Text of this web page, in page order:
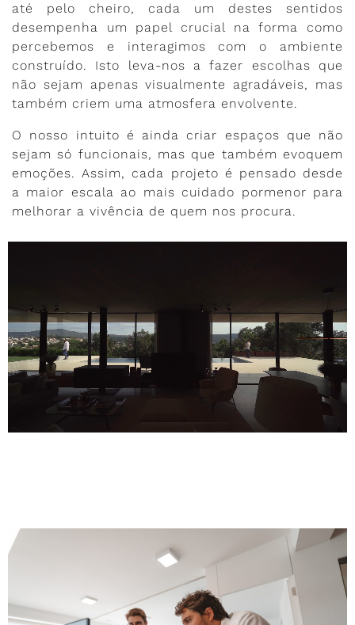
até pelo cheiro, cada um destes sentidos
desempenha um papel crucial na forma como
percebemos e interagimos com o ambiente
construído. Isto leva-nos a fazer escolhas que
não sejam apenas visualmente agradáveis, mas
também criem uma atmosfera envolvente.
O nosso intuito é ainda criar espaços que não
sejam só funcionais, mas que também evoquem
emoções. Assim, cada projeto é pensado desde
a maior escala ao mais cuidado pormenor para
melhorar a vivência de quem nos procura.